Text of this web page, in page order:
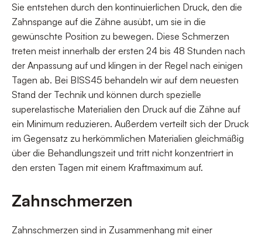
Sie entstehen durch den kontinuierlichen Druck, den die
Zahnspange auf die Zähne ausübt, um sie in die
gewünschte Position zu bewegen. Diese Schmerzen
treten meist innerhalb der ersten 24 bis 48 Stunden nach
der Anpassung auf und klingen in der Regel nach einigen
Tagen ab. Bei BISS45 behandeln wir auf dem neuesten
Stand der Technik und können durch spezielle
superelastische Materialien den Druck auf die Zähne auf
ein Minimum reduzieren. Außerdem verteilt sich der Druck
im Gegensatz zu herkömmlichen Materialien gleichmäßig
über die Behandlungszeit und tritt nicht konzentriert in
den ersten Tagen mit einem Kraftmaximum auf.
Zahnschmerzen
Zahnschmerzen sind in Zusammenhang mit einer